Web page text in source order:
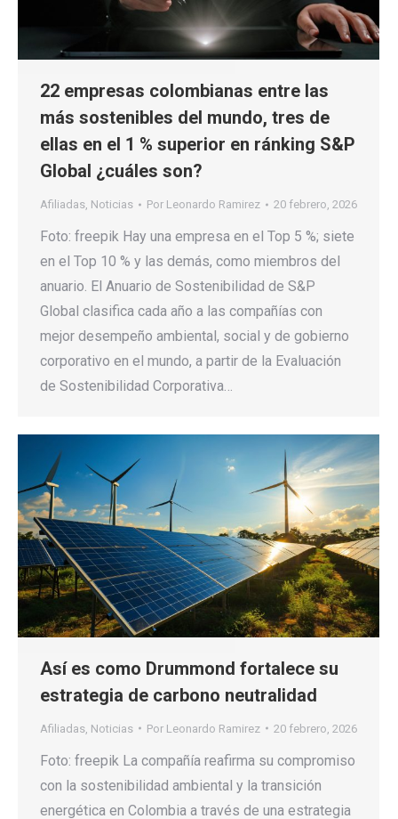
22 empresas colombianas entre las
más sostenibles del mundo, tres de
ellas en el 1 % superior en ránking S&P
Global ¿cuáles son?
Afiliadas, Noticias Por Leonardo Ramirez 20 febrero, 2026
Foto: freepik Hay una empresa en el Top 5 %; siete
en el Top 10 % y las demás, como miembros del
anuario. El Anuario de Sostenibilidad de S&P
Global clasifica cada año a las compañías con
mejor desempeño ambiental, social y de gobierno
corporativo en el mundo, a partir de la Evaluación
de Sostenibilidad Corporativa…
Así es como Drummond fortalece su
estrategia de carbono neutralidad
Afiliadas Noticias Por Leonardo Ramirez 20 febrero, 2026
Foto: freepik La compañía reafirma su compromiso
con la sostenibilidad ambiental y la transición
energética en Colombia a través de una estrategia